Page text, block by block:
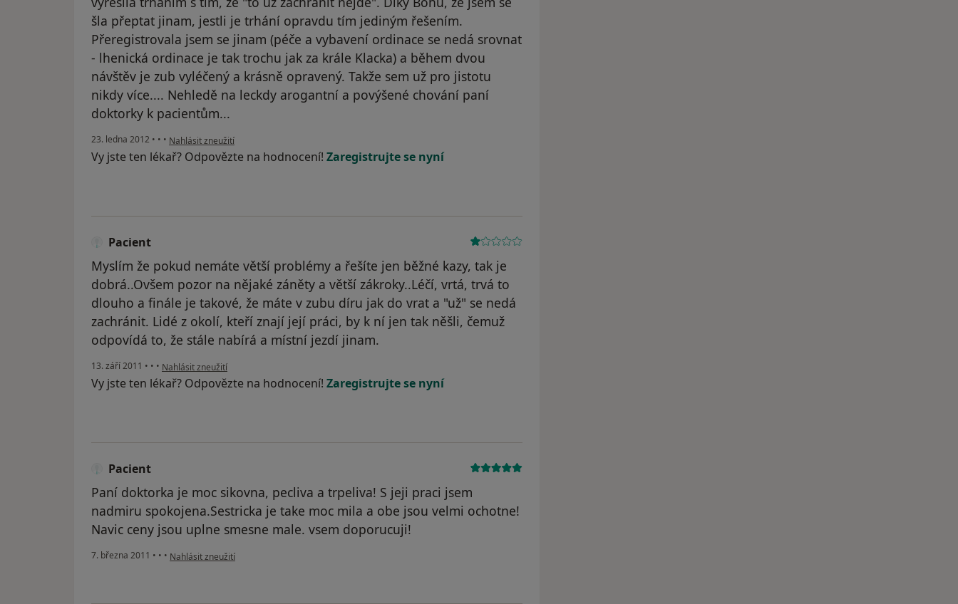
šla přeptat jinam, jestli je trhání opravdu tím jediným řešením.
Přeregistrovala jsem se jinam (péče a vybavení ordinace se nedá srovnat
- lhenická ordinace je tak trochu jak za krále Klacka) a během dvou
návštěv je zub vyléčený a krásně opravený. Takže sem už pro jistotu
nikdy více.... Nehledě na leckdy arogantní a povýšené chování paní
doktorky k pacientům...
23. ledna 2012 • • • podle názoru uživatele Váš účet byl odstraněn
Nahlásit zneužití
Vy jste ten lékař? Odpovězte na hodnocení! Zaregistrujte se nyní
Pacient
Myslím že pokud nemáte větší problémy a řešíte jen běžné kazy, tak je
dobrá..Ovšem pozor na nějaké záněty a větší zákroky..Léčí, vrtá, trvá to
dlouho a finále je takové, že máte v zubu díru jak do vrat a "už" se nedá
zachránit. Lidé z okolí, kteří znají její práci, by k ní jen tak něšli, čemuž
odpovídá to, že stále nabírá a místní jezdí jinam.
13. září 2011 • • • podle názoru uživatele Pacient
Nahlásit zneužití
Vy jste ten lékař? Odpovězte na hodnocení! Zaregistrujte se nyní
Pacient
Paní doktorka je moc sikovna, pecliva a trpeliva! S jeji praci jsem
nadmiru spokojena.Sestricka je take moc mila a obe jsou velmi ochotne!
Navic ceny jsou uplne smesne male. vsem doporucuji!
7. března 2011 • • • podle názoru uživatele Pacient
Nahlásit zneužití